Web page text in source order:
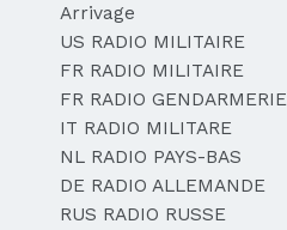
Arrivage
US RADIO MILITAIRE
FR RADIO MILITAIRE
FR RADIO GENDARMERIE
IT RADIO MILITARE
NL RADIO PAYS-BAS
DE RADIO ALLEMANDE
RUS RADIO RUSSE